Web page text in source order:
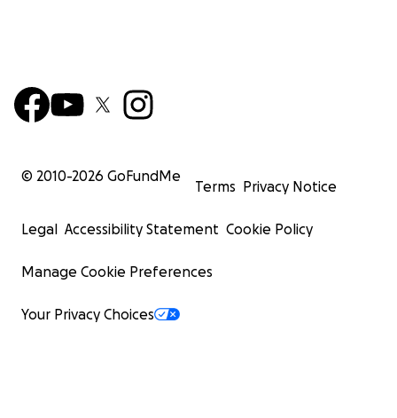
© 2010-2026 GoFundMe
Terms Privacy Notice
Legal Accessibility Statement Cookie Policy
Manage Cookie Preferences
Your Privacy Choices